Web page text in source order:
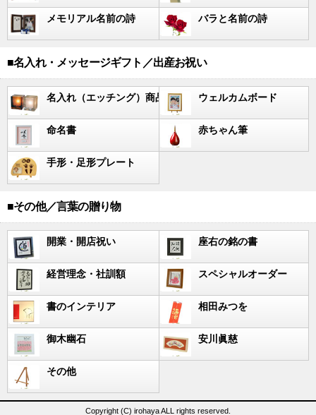
メモリアル名前の詩 バラと名前の詩
■名入れ・メッセージギフト／出産お祝い
名入れ（エッチング）商品 ウェルカムボード
命名書 赤ちゃん筆
手形・足形プレート
■その他／言葉の贈り物
開業・開店祝い 座右の銘の書
経営理念・社訓額 スペシャルオーダー
書のインテリア 相田みつを
御木幽石 安川眞慈
その他
Copyright (C) irohaya ALL rights reserved.